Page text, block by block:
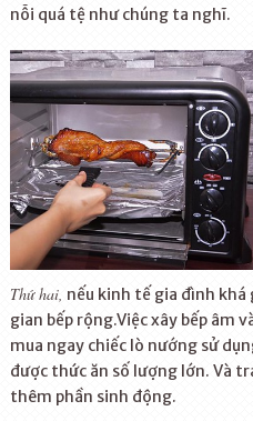
nỗi quá tệ như chúng ta nghĩ.
Thứ hai, nếu kinh tế gia đình
gian bếp rộng.Việc xây bếp âm
mua ngay chiếc lò nướng sử
được thức ăn số lượng lớn. Và
thêm phần sinh động.